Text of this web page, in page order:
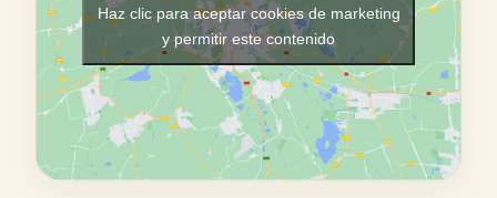
Haz clic para aceptar cookies de marketing
y permitir este contenido